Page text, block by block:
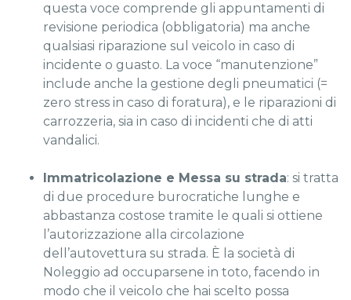
questa voce comprende gli appuntamenti di
revisione periodica (obbligatoria) ma anche
qualsiasi riparazione sul veicolo in caso di
incidente o guasto. La voce “manutenzione”
include anche la gestione degli pneumatici (=
zero stress in caso di foratura), e le riparazioni di
carrozzeria, sia in caso di incidenti che di atti
vandalici.
Immatricolazione e Messa su strada: si tratta
di due procedure burocratiche lunghe e
abbastanza costose tramite le quali si ottiene
l’autorizzazione alla circolazione
dell’autovettura su strada. È la società di
Noleggio ad occuparsene in toto, facendo in
modo che il veicolo che hai scelto possa